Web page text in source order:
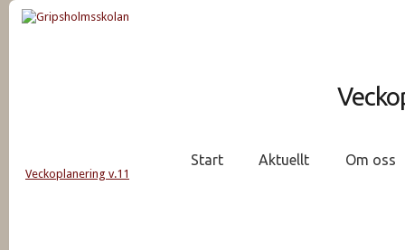
Start Aktuellt Om oss
Veckoplanering v.11